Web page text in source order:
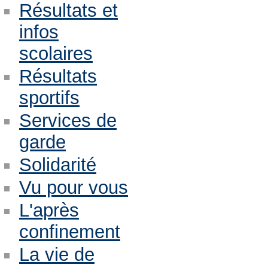
Résultats et
infos
scolaires
Résultats
sportifs
Services de
garde
Solidarité
Vu pour vous
L'après
confinement
La vie de